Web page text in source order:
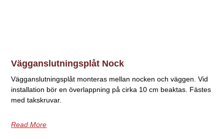
Vägganslutningsplåt Nock
Vägganslutningsplåt monteras mellan nocken och väggen. Vid
installation bör en överlappning på cirka 10 cm beaktas. Fästes
med takskruvar.
Read More